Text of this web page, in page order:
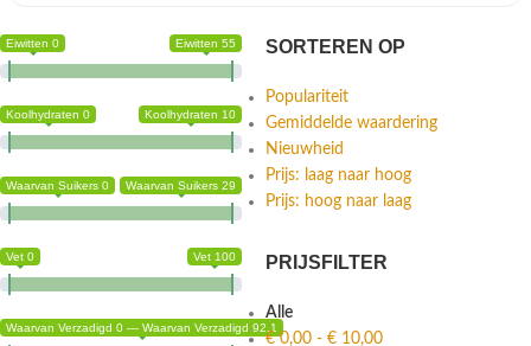
Eiwitten 0 Eiwitten 55
Koolhydraten 0 Koolhydraten 10
Waarvan Suikers 0 Waarvan Suikers 29
Vet 0 Vet 100
Waarvan Verzadigd 0 — Waarvan Verzadigd 92.1
SORTEREN OP
Populariteit
Gemiddelde waardering
Nieuwheid
Prijs: laag naar hoog
Prijs: hoog naar laag
PRIJSFILTER
Alle
€0,00 - € 10,00